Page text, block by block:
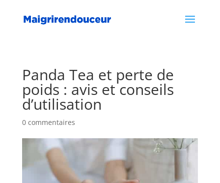
Panda Tea et perte de
poids : avis et conseils
d’utilisation
0 commentaires